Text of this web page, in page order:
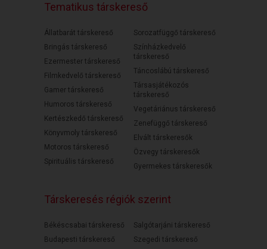
Tematikus társkereső
Állatbarát társkereső
Bringás társkereső
Ezermester társkereső
Filmkedvelő társkereső
Gamer társkereső
Humoros társkereső
Kertészkedő társkereső
Könyvmoly társkereső
Motoros társkereső
Spirituális társkereső
Sorozatfüggő társkereső
Színházkedvelő
társkereső
Táncoslábú társkereső
Társasjátékozós
társkereső
Vegetáriánus társkereső
Zenefüggő társkereső
Elvált társkeresők
Özvegy társkeresők
Gyermekes társkeresők
Társkeresés régiók szerint
Békéscsabai társkereső
Budapesti társkereső
Salgótarjáni társkereső
Szegedi társkereső